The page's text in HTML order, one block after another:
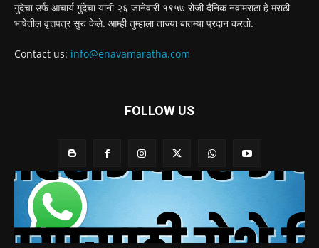
गुंदेचा उर्फ आचार्य गुंदेचा यांनी २६ जानेवारी १९५७ रोजी दैनिक नवामराठा हे मराठी
भाषेतील वृत्तपत्र सुरु केले. आम्ही तुम्हाला ताज्या बातम्या प्रदान करतो.
Contact us: info@enavamaratha.com
FOLLOW US